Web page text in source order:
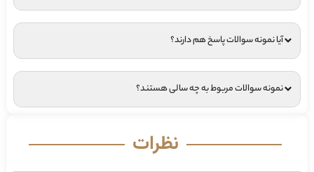
آیا نمونه سوالات پاسخ هم دارند؟
نمونه سوالات مربوط به چه سالی هستند؟
نظرات